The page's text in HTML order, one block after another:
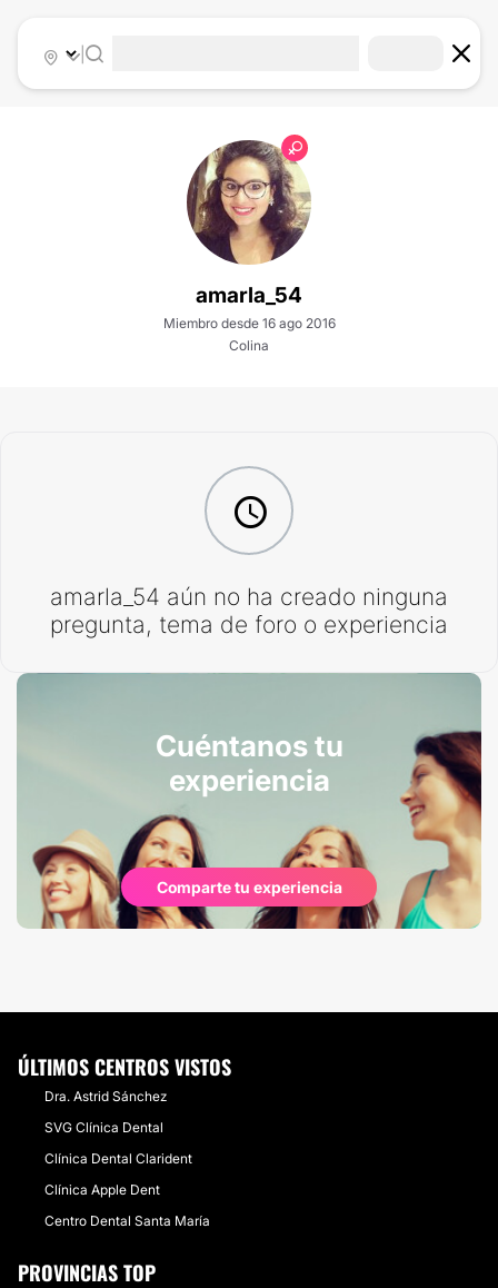
|
amarla_54
Miembro desde 16 ago 2016
Colina
amarla_54 aún no ha creado ninguna
pregunta, tema de foro o experiencia
Cuéntanos tu
experiencia
Comparte tu experiencia
ÚLTIMOS CENTROS VISTOS
Dra. Astrid Sánchez
SVG Clínica Dental
Clínica Dental Clarident
Clínica Apple Dent
Centro Dental Santa María
PROVINCIAS TOP